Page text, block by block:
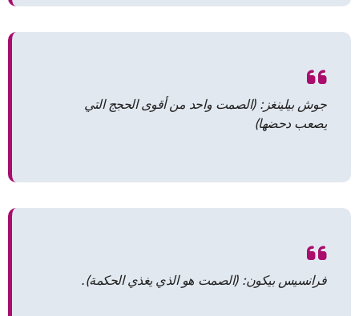
جوش بيلينغز: (الصمت واحد من أقوى الحجج التي
يصعب دحضها)
فرانسيس بيكون: (الصمت هو الذي يغذي الحكمة).